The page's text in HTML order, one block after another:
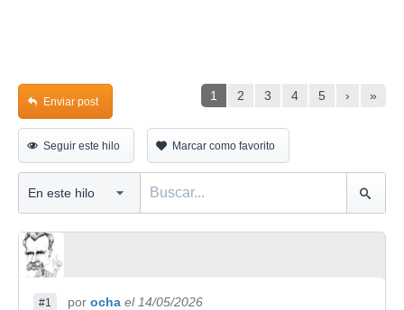
1 2 3 4 5 › »
Enviar post
Seguir este hilo Marcar como favorito
#1 por ocha el 14/05/2026